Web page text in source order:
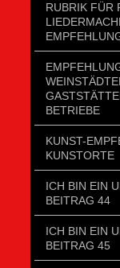
RUBRIK FÜR
BETRIEBE
KUNST-
KUNSTORTE
ICH BIN EIN
BEITRAG 44
ICH BIN EIN
BEITRAG 45